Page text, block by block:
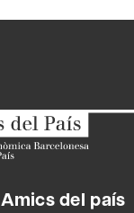
Amics del país